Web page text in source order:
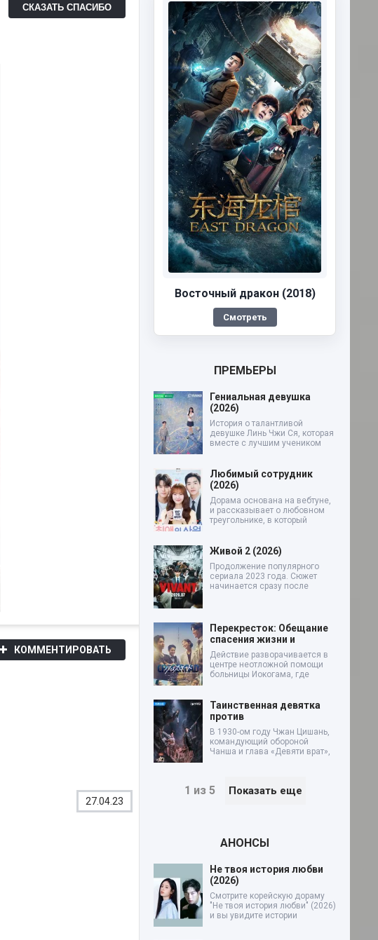
СКАЗАТЬ СПАСИБО
КОММЕНТИРОВАТЬ
27.04.23
Восточный дракон (2018)
Смотреть
ПРЕМЬЕРЫ
Гениальная девушка
(2026)
История о талантливой
девушке Линь Чжи Ся, которая
вместе с лучшим учеником
Любимый сотрудник
(2026)
Дорама основана на вебтуне,
и рассказывает о любовном
треугольнике, в который
Живой 2 (2026)
Продолжение популярного
сериала 2023 года. Сюжет
начинается сразу после
Перекресток: Обещание
спасения жизни и
Действие разворачивается в
центре неотложной помощи
больницы Иокогама, где
Таинственная девятка
против
В 1930-ом году Чжан Цишань,
командующий обороной
Чанша и глава «Девяти врат»,
1 из 5 Показать еще
АНОНСЫ
Не твоя история любви
(2026)
Смотрите корейскую дораму
"Не твоя история любви" (2026)
и вы увидите истории